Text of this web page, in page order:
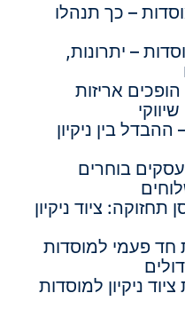
– כך תנהלו
– יתרונות,
אריזות
ההבדל בין ניקיון
עסקים בוחרים
ציוד ניקיון
חד פעמי למוסדות
ניקיון למוסדות